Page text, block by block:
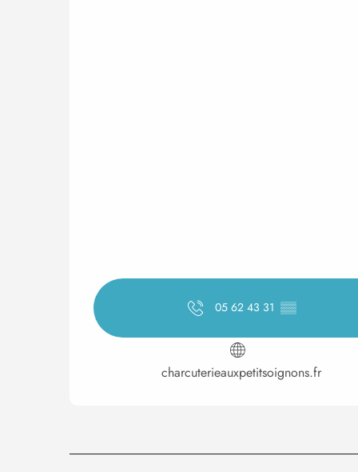
05 62 43 31 ▒▒
charcuterieauxpetitsoignons.fr